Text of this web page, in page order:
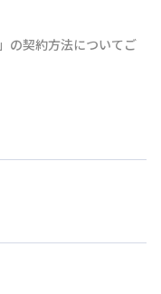
」の契約方法についてご